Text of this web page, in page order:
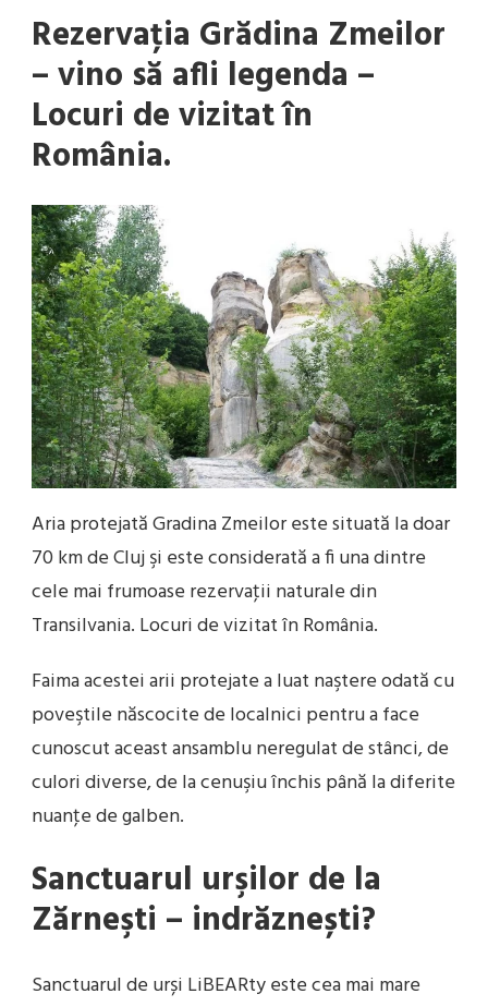
Rezervaţia Grădina Zmeilor
– vino să afli legenda –
Locuri de vizitat în
România.
Aria protejată Gradina Zmeilor este situată la doar
70 km de Cluj şi este considerată a fi una dintre
cele mai frumoase rezervaţii naturale din
Transilvania. Locuri de vizitat în România.
Faima acestei arii protejate a luat naştere odată cu
poveştile născocite de localnici pentru a face
cunoscut aceast ansamblu neregulat de stânci, de
culori diverse, de la cenuşiu închis până la diferite
nuanţe de galben.
Sanctuarul urşilor de la
Zărneşti – indrăznești?
Sanctuarul de urși LiBEARty este cea mai mare